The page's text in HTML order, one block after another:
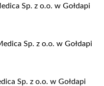
Sp. z o.o. w Gołdapi
Sp. z o.o. w Gołdapi
Sp. z o.o. w Gołdapi